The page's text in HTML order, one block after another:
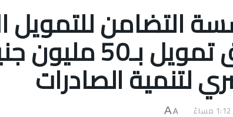
التضامن للتمويل
اتفاق تمويل
لتنمية الصادرات
A
A